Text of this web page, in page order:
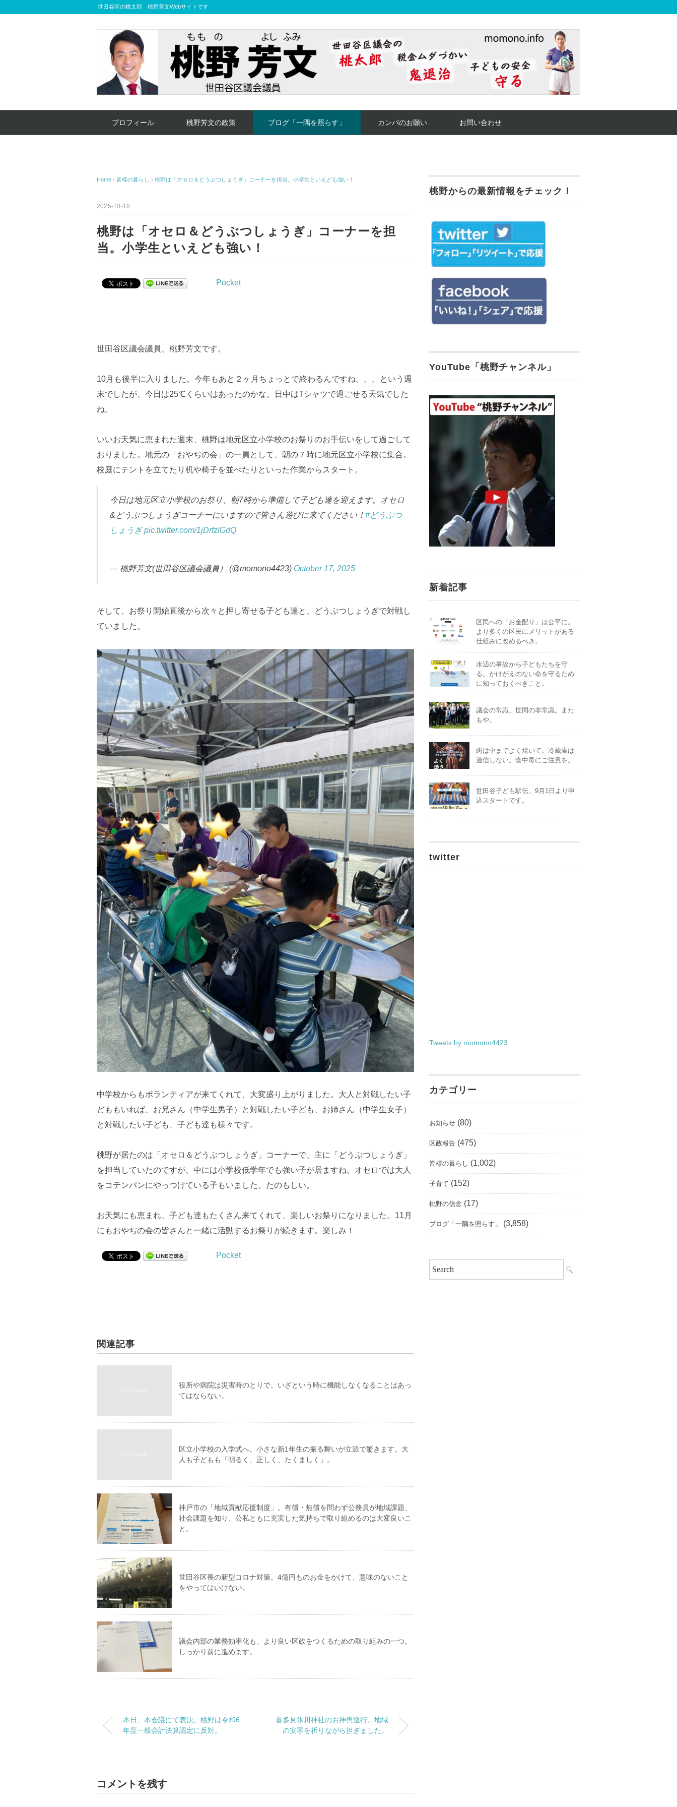
世田谷区の桃太郎 桃野芳文Webサイトです
プロフィール 桃野芳文の政策 ブログ「一隅を照らす」 カンパのお願い お問い合わせ
Home › 皆様の暮らし › 桃野は「オセロ＆どうぶつしょうぎ」コーナーを担当。小学生といえども強い！
2025-10-18
桃野は「オセロ＆どうぶつしょうぎ」コーナーを担
当。小学生といえども強い！
Pocket
世田谷区議会議員、桃野芳文です。
10月も後半に入りました。今年もあと２ヶ月ちょっとで終わるんですね。。。という週
末でしたが、今日は25℃くらいはあったのかな。日中はTシャツで過ごせる天気でした
ね。
いいお天気に恵まれた週末、桃野は地元区立小学校のお祭りのお手伝いをして過ごして
おりました。地元の「おやぢの会」の一員として、朝の７時に地元区立小学校に集合。
校庭にテントを立てたり机や椅子を並べたりといった作業からスタート。
今日は地元区立小学校のお祭り、朝7時から準備して子ども達を迎えます。オセロ
&どうぶつしょうぎコーナーにいますので皆さん遊びに来てください！ #どうぶつ
しょうぎ pic.twitter.com/1jDrfzlGdQ
— 桃野芳文(世田谷区議会議員） (@momono4423) October 17, 2025
そして、お祭り開始直後から次々と押し寄せる子ども達と、どうぶつしょうぎで対戦し
ていました。
中学校からもボランティアが来てくれて、大変盛り上がりました。大人と対戦したい子
どももいれば、お兄さん（中学生男子）と対戦したい子ども、お姉さん（中学生女子）
と対戦したい子ども、子ども達も様々です。
桃野が居たのは「オセロ＆どうぶつしょうぎ」コーナーで、主に「どうぶつしょうぎ」
を担当していたのですが、中には小学校低学年でも強い子が居ますね。オセロでは大人
をコテンパンにやっつけている子もいました。たのもしい。
お天気にも恵まれ、子ども達もたくさん来てくれて、楽しいお祭りになりました。11月
にもおやぢの会の皆さんと一緒に活動するお祭りが続きます。楽しみ！
Pocket
関連記事
役所や病院は災害時のとりで。いざという時に機能しなくなることはあっ
てはならない。
区立小学校の入学式へ。小さな新1年生の振る舞いが立派で驚きます。大
人も子どもも「明るく、正しく、たくましく」。
神戸市の「地域貢献応援制度」。有償・無償を問わず公務員が地域課題、
社会課題を知り、公私ともに充実した気持ちで取り組めるのは大変良いこ
と。
世田谷区長の新型コロナ対策。4億円ものお金をかけて、意味のないこと
をやってはいけない。
議会内部の業務効率化も、より良い区政をつくるための取り組みの一つ。
しっかり前に進めます。
本日、本会議にて表決。桃野は令和6
年度一般会計決算認定に反対。
喜多見氷川神社のお神輿巡行。地域
の安寧を祈りながら担ぎました。
コメントを残す
桃野からの最新情報をチェック！
YouTube「桃野チャンネル」
新着記事
区民への「お金配り」は公平に。
より多くの区民にメリットがある
仕組みに改めるべき。
水辺の事故から子どもたちを守
る。かけがえのない命を守るため
に知っておくべきこと。
議会の常識、世間の非常識。また
もや。
肉は中までよく焼いて。冷蔵庫は
過信しない。食中毒にご注意を。
世田谷子ども駅伝。9月1日より申
込スタートです。
twitter
Tweets by momono4423
カテゴリー
お知らせ (80)
区政報告 (475)
皆様の暮らし (1,002)
子育て (152)
桃野の信念 (17)
ブログ「一隅を照らす」 (3,858)